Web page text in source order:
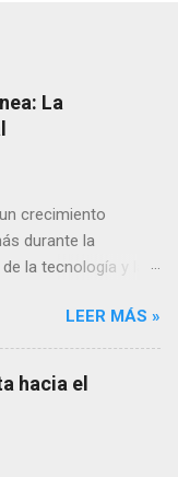
La
crecimiento
durante la
la tecnología y la
una evolución
virtuales.
tendencias más
están cambiando la
móvil El
inteligentes y
LEER MÁS »
hacia el